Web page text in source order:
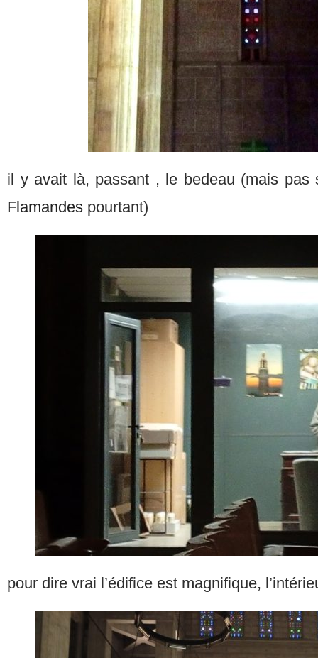
il y avait là, passant , le bedeau (mais
Flamandes pourtant)
pour dire vrai l’édifice est magnifique,